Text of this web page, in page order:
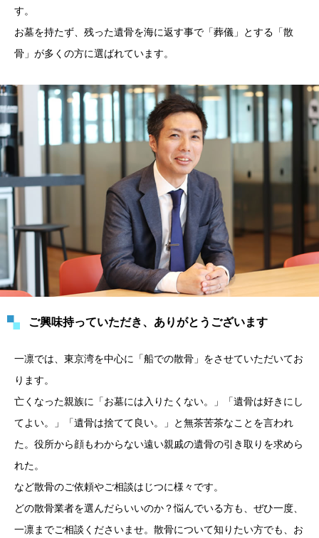
す。
お墓を持たず、残った遺骨を海に返す事で「葬儀」とする「散
骨」が多くの方に選ばれています。
ご興味持っていただき、ありがとうございます
一凛では、東京湾を中心に「船での散骨」をさせていただいてお
ります。
亡くなった親族に「お墓には入りたくない。」「遺骨は好きにし
てよい。」「遺骨は捨てて良い。」と無茶苦茶なことを言われ
た。役所から顔もわからない遠い親戚の遺骨の引き取りを求めら
れた。
など散骨のご依頼やご相談はじつに様々です。
どの散骨業者を選んだらいいのか？悩んでいる方も、ぜひ一度、
一凛までご相談くださいませ。散骨について知りたい方でも、お